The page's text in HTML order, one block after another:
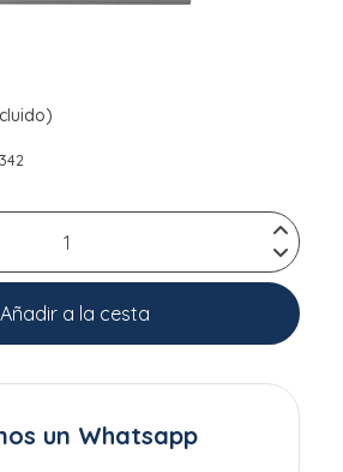
Añadir a la cesta
un Whatsapp